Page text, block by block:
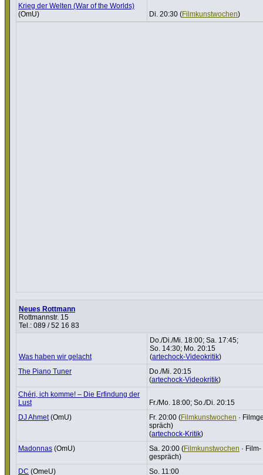
Krieg der Welten (War of the Worlds)
(OmU)
Di. 20:30 (Film­kunst­wo­chen)
Neues Rottmann
Rottmannstr. 15
Tel.: 089 / 52 16 83
Was haben wir gelacht
Do./Di./Mi. 18:00; Sa. 17:45;
So. 14:30; Mo. 20:15
(artechock-Videokritik)
The Piano Tuner
Do./Mi. 20:15
(artechock-Videokritik)
Chéri, ich komme! – Die Erfindung der
Lust
Fr./Mo. 18:00; So./Di. 20:15
DJ Ahmet(OmU) Fr. 20:00 (Film­kunst­wo­chen ·
spräch)
(artechock-Kritik)
Madonnas (OmU) Sa. 20:00 (Film­kunst­wo­chen · Film­
ge­spräch)
DC (OmeU) So. 11:00